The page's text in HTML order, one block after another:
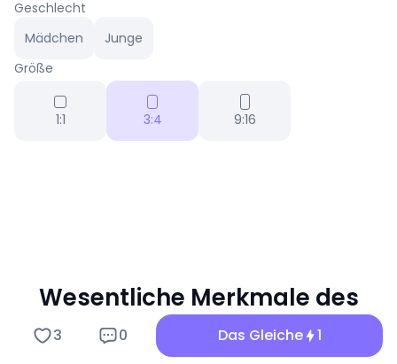
Geschlecht
Mädchen
Junge
Größe
1:1 3:4 9:16
Wesentliche Merkmale des
Badminton Bild Filters
3 0 Das Gleiche 1